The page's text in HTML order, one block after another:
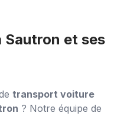
Sautron et ses
transport voiture
? Notre équipe de